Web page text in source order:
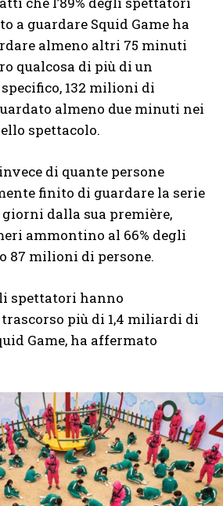
a guardare Squid Game ha
almeno altri 75 minuti
qualcosa di più di un
132 milioni di
almeno due minuti nei
spettacolo.
di quante persone
finito di guardare la serie
dalla sua première,
ammontino al 66% degli
87 milioni di persone.
spettatori hanno
più di 1,4 miliardi di
Game, ha affermato